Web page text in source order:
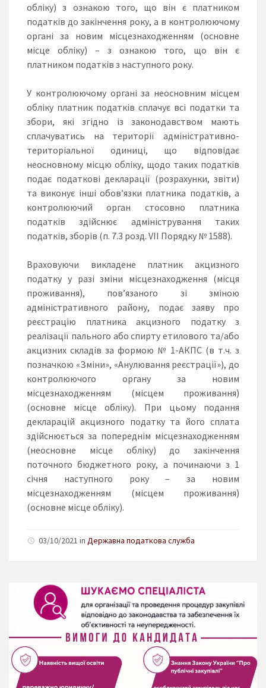
обліку) з ознакою того, що він є платником
податків до закінчення року, а в контролюючому
органі за новим місцезнаходженням (основне
місце обліку) – з ознакою того, що він є
платником податків з наступного року.
У контролюючому органі за неосновним місцем
обліку платник податків сплачує всі податки та
збори, які згідно із законодавством мають
сплачуватись на території адміністративно-
територіальної одиниці, що відповідає
неосновному місцю обліку, щодо таких податків
подає податкові декларації (розрахунки, звіти)
та виконує інші обов’язки платника податків, а
контролюючий орган стосовно платника
податків здійснює адміністрування таких
податків, зборів (п. 7.3 розд. VII Порядку № 1588).
Враховуючи викладене платник акцизного
податку у разі зміни місцезнаходження (місця
проживання), пов’язаного зі зміною
адміністративного району, подає заяву про
реєстрацію платника акцизного податку з
реалізації пального або спирту етилового та/або
акцизних складів за формою № 1-АКПС (в т.ч. з
позначкою «Зміни», «Анулювання реєстрації»), до
контролюючого органу за новим
місцезнаходженням (місцем проживання)
(основне місце обліку). При цьому подання
декларацій акцизного податку та його сплата
здійснюється за попереднім місцезнаходженням
(неосновне місце обліку) до закінчення
поточного бюджетного року, а починаючи з 1
січня наступного року – за новим
місцезнаходженням (місцем проживання)
(основне місце обліку).
03/10/2021 in Державна податкова служба